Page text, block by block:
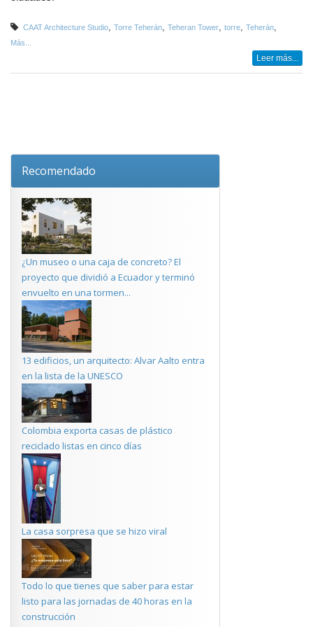
CAAT Architecture Studio Torre Teherán Teheran Tower torre Teherán
Más...
Leer más...
Recomendado
¿Un museo o una caja de concreto? El
proyecto que dividió a Ecuador y terminó
envuelto en una tormen...
13 edificios, un arquitecto: Alvar Aalto entra
en la lista de la UNESCO
Colombia exporta casas de plástico
reciclado listas en cinco días
La casa sorpresa que se hizo viral
Todo lo que tienes que saber para estar
listo para las jornadas de 40 horas en la
construcción